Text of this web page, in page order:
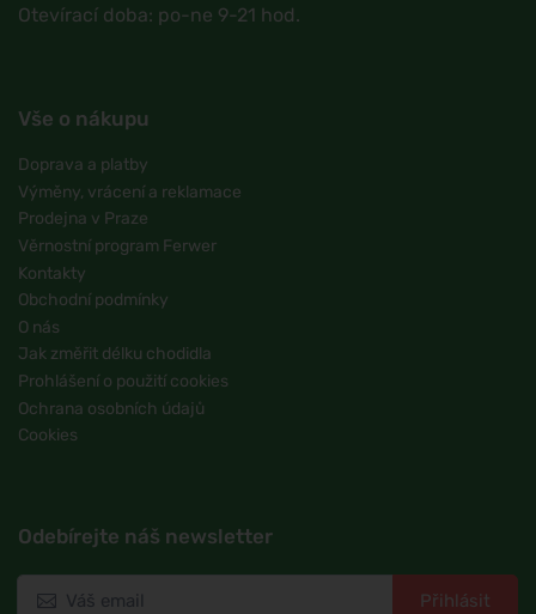
Otevírací doba: po-ne 9-21 hod.
Vše o nákupu
Doprava a platby
Výměny, vrácení a reklamace
Prodejna v Praze
Věrnostní program Ferwer
Kontakty
Obchodní podmínky
O nás
Jak změřit délku chodidla
Prohlášení o použití cookies
Ochrana osobních údajů
Cookies
Odebírejte náš newsletter
Přihlásit